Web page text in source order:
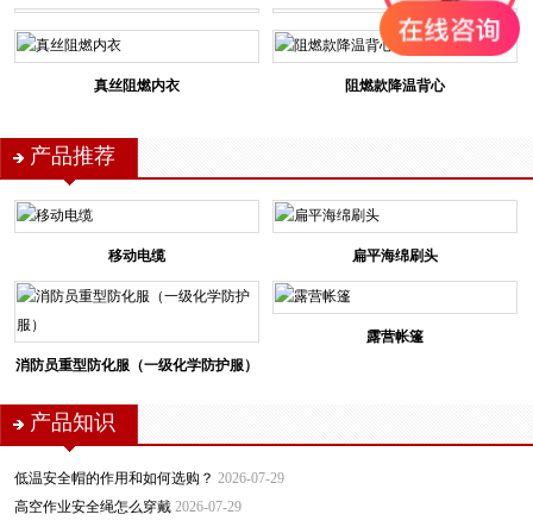
真丝阻燃内衣 阻燃款降温背心
产品推荐
移动电缆 扁平海绵刷头
消防员重型防化服（一级化学防护服）
露营帐篷
产品知识
低温安全帽的作用和如何选购？ 2026-07-29
高空作业安全绳怎么穿戴 2026-07-29